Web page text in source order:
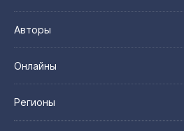
Авторы
Онлайны
Регионы